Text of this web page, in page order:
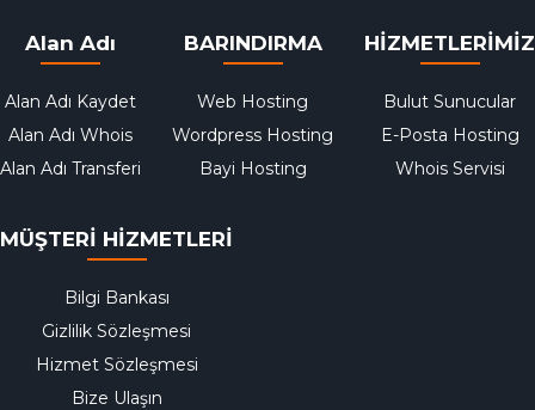
Alan Adı
Alan Adı Kaydet
Alan Adı Whois
Alan Adı Transferi
BARINDIRMA
Web Hosting
Wordpress Hosting
Bayi Hosting
HİZMETLERİMİZ
Bulut Sunucular
E-Posta Hosting
Whois Servisi
MÜŞTERİ HİZMETLERİ
Bilgi Bankası
Gizlilik Sözleşmesi
Hizmet Sözleşmesi
Bize Ulaşın